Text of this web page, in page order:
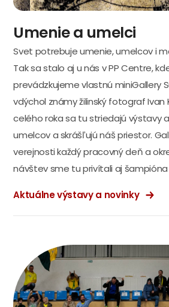
Umenie a umelci
Svet potrebuje umenie, umelcov i
Tak sa stalo aj u nás v PP Centre,
prevádzkujeme vlastnú miniGallery
vdýchol známy žilinský fotograf Ivan
celého roka sa tu striedajú výstavy
umelcov a skrášľujú náš priestor.
verejnosti každý pracovný deň a
návštev sme tu privítali aj
Aktuálne výstavy a novinky